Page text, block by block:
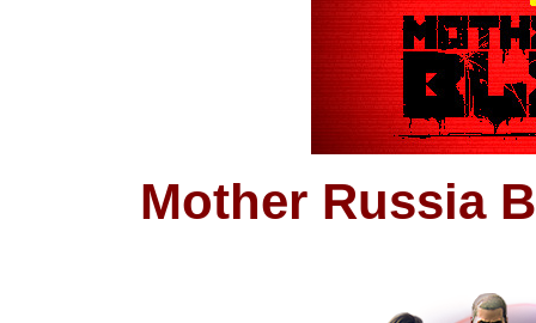
Mother Russia